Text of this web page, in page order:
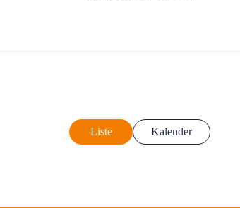
Liste Kalender